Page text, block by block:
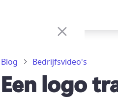
Blog Bedrijfsvideo's
Een logo